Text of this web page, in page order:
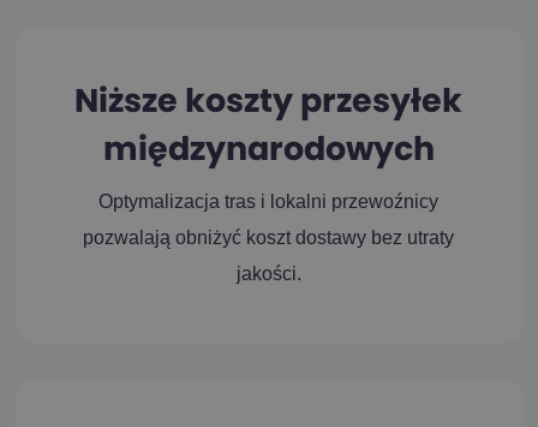
Niższe koszty przesyłek
międzynarodowych
Optymalizacja tras i lokalni przewoźnicy
pozwalają obniżyć koszt dostawy bez utraty
jakości.